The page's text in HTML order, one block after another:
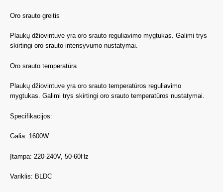
Oro srauto greitis
Plaukų džiovintuve yra oro srauto reguliavimo mygtukas. Galimi trys
skirtingi oro srauto intensyvumo nustatymai.
Oro srauto temperatūra
Plaukų džiovintuve yra oro srauto temperatūros reguliavimo
mygtukas. Galimi trys skirtingi oro srauto temperatūros nustatymai.
Specifikacijos:
Galia: 1600W
Įtampa: 220-240V, 50-60Hz
Variklis: BLDC